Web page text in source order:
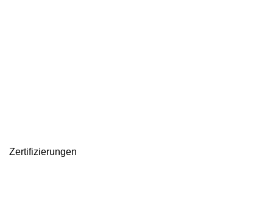
Zertifizierungen